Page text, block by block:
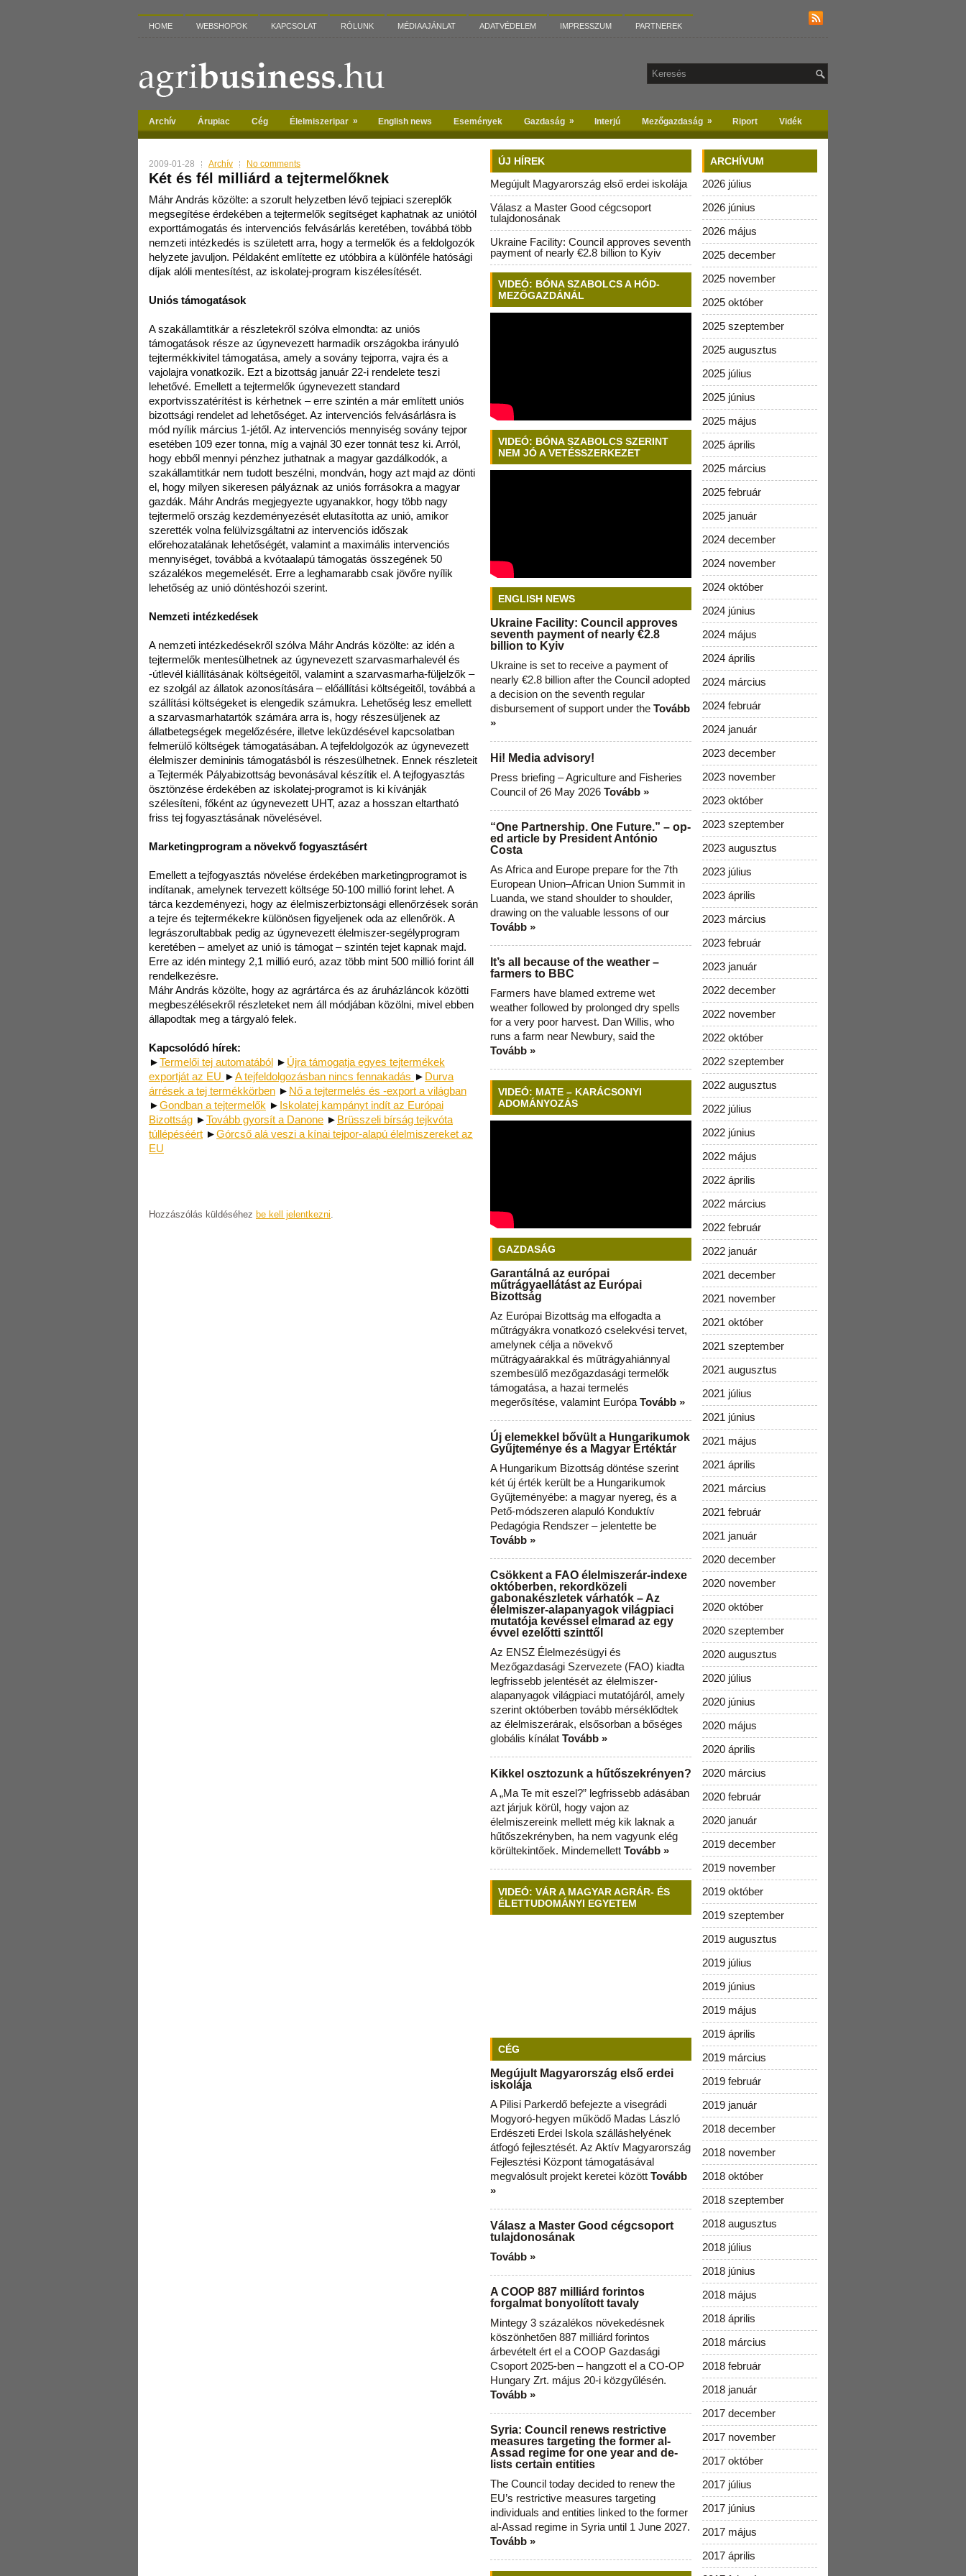
HOME WEBSHOPOK KAPCSOLAT RÓLUNK MÉDIAAJÁNLAT ADATVÉDELEM IMPRESSZUM PARTNEREK
Archív Árupiac Cég Élelmiszeripar » English news Események Gazdaság » Interjú Mezőgazdaság » Riport Vidék
2009-01-28 Archív No comments
Két és fél milliárd a tejtermelőknek
Máhr András közölte: a szorult helyzetben lévő tejpiaci szereplők
megsegítése érdekében a tejtermelők segítséget kaphatnak az uniótól
exporttámogatás és intervenciós felvásárlás keretében, továbbá több
nemzeti intézkedés is született arra, hogy a termelők és a feldolgozók
helyzete javuljon. Példaként említette ez utóbbira a különféle hatósági
díjak alóli mentesítést, az iskolatej-program kiszélesítését.
Uniós támogatások
A szakállamtitkár a részletekről szólva elmondta: az uniós
támogatások része az úgynevezett harmadik országokba irányuló
tejtermékkivitel támogatása, amely a sovány tejporra, vajra és a
vajolajra vonatkozik. Ezt a bizottság január 22-i rendelete teszi
lehetővé. Emellett a tejtermelők úgynevezett standard
exportvisszatérítést is kérhetnek – erre szintén a már említett uniós
bizottsági rendelet ad lehetőséget. Az intervenciós felvásárlásra is
mód nyílik március 1-jétől. Az intervenciós mennyiség sovány tejpor
esetében 109 ezer tonna, míg a vajnál 30 ezer tonnát tesz ki. Arról,
hogy ebből mennyi pénzhez juthatnak a magyar gazdálkodók, a
szakállamtitkár nem tudott beszélni, mondván, hogy azt majd az dönti
el, hogy milyen sikeresen pályáznak az uniós forrásokra a magyar
gazdák. Máhr András megjegyezte ugyanakkor, hogy több nagy
tejtermelő ország kezdeményezését elutasította az unió, amikor
szerették volna felülvizsgáltatni az intervenciós időszak
előrehozatalának lehetőségét, valamint a maximális intervenciós
mennyiséget, továbbá a kvótaalapú támogatás összegének 50
százalékos megemelését. Erre a leghamarabb csak jövőre nyílik
lehetőség az unió döntéshozói szerint.
Nemzeti intézkedések
A nemzeti intézkedésekről szólva Máhr András közölte: az idén a
tejtermelők mentesülhetnek az úgynevezett szarvasmarhalevél és
-útlevél kiállításának költségeitől, valamint a szarvasmarha-füljelzők –
ez szolgál az állatok azonosítására – előállítási költségeitől, továbbá a
szállítási költségeket is elengedik számukra. Lehetőség lesz emellett
a szarvasmarhatartók számára arra is, hogy részesüljenek az
állatbetegségek megelőzésére, illetve leküzdésével kapcsolatban
felmerülő költségek támogatásában. A tejfeldolgozók az úgynevezett
élelmiszer demininis támogatásból is részesülhetnek. Ennek részleteit
a Tejtermék Pályabizottság bevonásával készítik el. A tejfogyasztás
ösztönzése érdekében az iskolatej-programot is ki kívánják
szélesíteni, főként az úgynevezett UHT, azaz a hosszan eltartható
friss tej fogyasztásának növelésével.
Marketingprogram a növekvő fogyasztásért
Emellett a tejfogyasztás növelése érdekében marketingprogramot is
indítanak, amelynek tervezett költsége 50-100 millió forint lehet. A
tárca kezdeményezi, hogy az élelmiszerbiztonsági ellenőrzések során
a tejre és tejtermékekre különösen figyeljenek oda az ellenőrök. A
legrászorultabbak pedig az úgynevezett élelmiszer-segélyprogram
keretében – amelyet az unió is támogat – szintén tejet kapnak majd.
Erre az idén mintegy 2,1 millió euró, azaz több mint 500 millió forint áll
rendelkezésre.
Máhr András közölte, hogy az agrártárca és az áruházláncok közötti
megbeszélésekről részleteket nem áll módjában közölni, mivel ebben
állapodtak meg a tárgyaló felek.
Kapcsolódó hírek:
►Termelői tej automatából ► Újra támogatja egyes tejtermékek
exportját az EU ►A tejfeldolgozásban nincs fennakadás ► Durva
árrések a tej termékkörben ► Nő a tejtermelés és -export a világban
►Gondban a tejtermelők ► Iskolatej kampányt indít az Európai
Bizottság ►Tovább gyorsít a Danone ► Brüsszeli bírság tejkvóta
túllépéséért ►Górcső alá veszi a kínai tejpor-alapú élelmiszereket az
EU
Hozzászólás küldéséhez be kell jelentkezni.
ÚJ HÍREK
Megújult Magyarország első erdei iskolája
Válasz a Master Good cégcsoport
tulajdonosának
Ukraine Facility: Council approves seventh
payment of nearly €2.8 billion to Kyiv
VIDEÓ: BÓNA SZABOLCS A HÓD-
MEZŐGAZDÁNÁL
VIDEÓ: BÓNA SZABOLCS SZERINT
NEM JÓ A VETÉSSZERKEZET
ENGLISH NEWS
Ukraine Facility: Council approves
seventh payment of nearly €2.8
billion to Kyiv
Ukraine is set to receive a payment of
nearly €2.8 billion after the Council adopted
a decision on the seventh regular
disbursement of support under the Tovább
»
Hi! Media advisory!
Press briefing – Agriculture and Fisheries
Council of 26 May 2026 Tovább »
“One Partnership. One Future.” – op-
ed article by President António
Costa
As Africa and Europe prepare for the 7th
European Union–African Union Summit in
Luanda, we stand shoulder to shoulder,
drawing on the valuable lessons of our
Tovább »
It’s all because of the weather –
farmers to BBC
Farmers have blamed extreme wet
weather followed by prolonged dry spells
for a very poor harvest. Dan Willis, who
runs a farm near Newbury, said the
Tovább »
VIDEÓ: MATE – KARÁCSONYI
ADOMÁNYOZÁS
GAZDASÁG
Garantálná az európai
műtrágyaellátást az Európai
Bizottság
Az Európai Bizottság ma elfogadta a
műtrágyákra vonatkozó cselekvési tervet,
amelynek célja a növekvő
műtrágyaárakkal és műtrágyahiánnyal
szembesülő mezőgazdasági termelők
támogatása, a hazai termelés
megerősítése, valamint Európa Tovább »
Új elemekkel bővült a Hungarikumok
Gyűjteménye és a Magyar Értéktár
A Hungarikum Bizottság döntése szerint
két új érték került be a Hungarikumok
Gyűjteményébe: a magyar nyereg, és a
Pető-módszeren alapuló Konduktív
Pedagógia Rendszer – jelentette be
Tovább »
Csökkent a FAO élelmiszerár-indexe
októberben, rekordközeli
gabonakészletek várhatók – Az
élelmiszer-alapanyagok világpiaci
mutatója kevéssel elmarad az egy
évvel ezelőtti szinttől
Az ENSZ Élelmezésügyi és
Mezőgazdasági Szervezete (FAO) kiadta
legfrissebb jelentését az élelmiszer-
alapanyagok világpiaci mutatójáról, amely
szerint októberben tovább mérséklődtek
az élelmiszerárak, elsősorban a bőséges
globális kínálat Tovább »
Kikkel osztozunk a hűtőszekrényen?
A „Ma Te mit eszel?” legfrissebb adásában
azt járjuk körül, hogy vajon az
élelmiszereink mellett még kik laknak a
hűtőszekrényben, ha nem vagyunk elég
körültekintőek. Mindemellett Tovább »
VIDEÓ: VÁR A MAGYAR AGRÁR- ÉS
ÉLETTUDOMÁNYI EGYETEM
CÉG
Megújult Magyarország első erdei
iskolája
A Pilisi Parkerdő befejezte a visegrádi
Mogyoró-hegyen működő Madas László
Erdészeti Erdei Iskola szálláshelyének
átfogó fejlesztését. Az Aktív Magyarország
Fejlesztési Központ támogatásával
megvalósult projekt keretei között Tovább
»
Válasz a Master Good cégcsoport
tulajdonosának
Tovább »
A COOP 887 milliárd forintos
forgalmat bonyolított tavaly
Mintegy 3 százalékos növekedésnek
köszönhetően 887 milliárd forintos
árbevételt ért el a COOP Gazdasági
Csoport 2025-ben – hangzott el a CO-OP
Hungary Zrt. május 20-i közgyűlésén.
Tovább »
Syria: Council renews restrictive
measures targeting the former al-
Assad regime for one year and de-
lists certain entities
The Council today decided to renew the
EU’s restrictive measures targeting
individuals and entities linked to the former
al-Assad regime in Syria until 1 June 2027.
Tovább »
ARCHÍVUM
2026 július
2026 június
2026 május
2025 december
2025 november
2025 október
2025 szeptember
2025 augusztus
2025 július
2025 június
2025 május
2025 április
2025 március
2025 február
2025 január
2024 december
2024 november
2024 október
2024 június
2024 május
2024 április
2024 március
2024 február
2024 január
2023 december
2023 november
2023 október
2023 szeptember
2023 augusztus
2023 július
2023 április
2023 március
2023 február
2023 január
2022 december
2022 november
2022 október
2022 szeptember
2022 augusztus
2022 július
2022 június
2022 május
2022 április
2022 március
2022 február
2022 január
2021 december
2021 november
2021 október
2021 szeptember
2021 augusztus
2021 július
2021 június
2021 május
2021 április
2021 március
2021 február
2021 január
2020 december
2020 november
2020 október
2020 szeptember
2020 augusztus
2020 július
2020 június
2020 május
2020 április
2020 március
2020 február
2020 január
2019 december
2019 november
2019 október
2019 szeptember
2019 augusztus
2019 július
2019 június
2019 május
2019 április
2019 március
2019 február
2019 január
2018 december
2018 november
2018 október
2018 szeptember
2018 augusztus
2018 július
2018 június
2018 május
2018 április
2018 március
2018 február
2018 január
2017 december
2017 november
2017 október
2017 július
2017 június
2017 május
2017 április